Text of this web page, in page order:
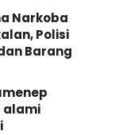
Narkoba
Polisi
Barang
alami